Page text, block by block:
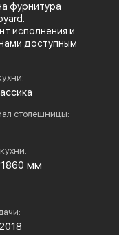
фурнитура
исполнения и
доступным
столешницы:
мм